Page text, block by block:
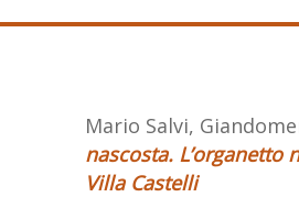
Mario Salvi,
nascosta. L’organetto
Villa Castelli